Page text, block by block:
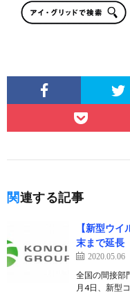
関連する記事
【新型ウ
末まで延長
2020.05.06
全国の間接部
月4日、新型